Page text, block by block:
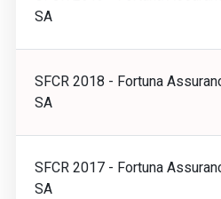
SA
SFCR 2018 - Fortuna
SA
SFCR 2017 - Fortuna
SA